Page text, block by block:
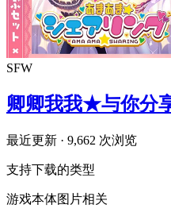
SFW
卿卿我我★与你分
最近更新 · 9,662 次浏览
支持下载的类型
游戏本体图片相关